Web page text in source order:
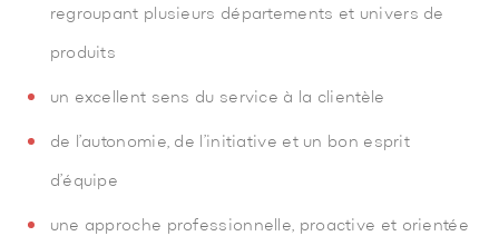
regroupant plusieurs départements et univers de
produits
un excellent sens du service à la clientèle
de l’autonomie, de l’initiative et un bon esprit
d’équipe
une approche professionnelle, proactive et orientée